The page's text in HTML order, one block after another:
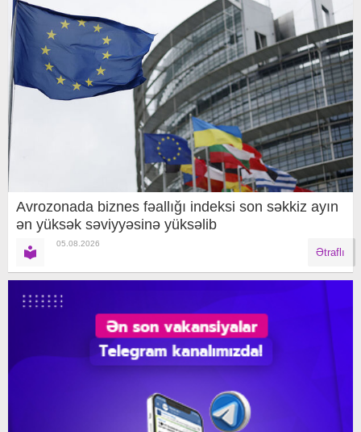
Avrozonada biznes fəallığı indeksi son səkkiz ayın
ən yüksək səviyyəsinə yüksəlib
05.08.2026
Ətraflı